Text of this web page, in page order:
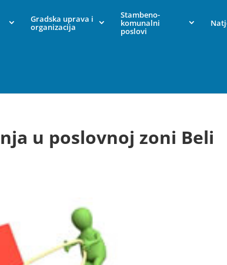
Gradska uprava i
organizacija
Stambeno-
komunalni
poslovi
u poslovnoj zoni Beli